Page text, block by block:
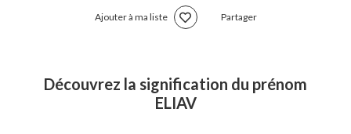
Ajouter à ma liste Partager
Découvrez la signification du prénom
ELIAV